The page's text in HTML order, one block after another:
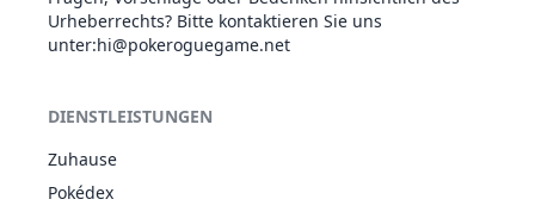
Adrenalin
Giftdorn
Nidorino
Urheberrechts? Bitte kontaktieren Sie uns
unter:hi@pokeroguegame.net
DIENSTLEISTUNGEN
Zuhause
Pokédex